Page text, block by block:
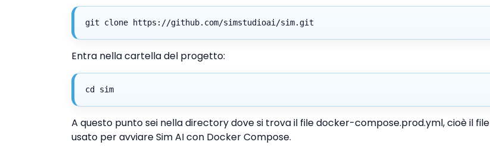
git clone https://github.com/simstudioai/sim.git
Entra nella cartella del progetto:
cd sim
A questo punto sei nella directory dove si trova il file docker-compose.prod.yml, cioè il file
usato per avviare Sim AI con Docker Compose.